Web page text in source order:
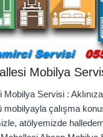
Mobilya
Servisi :
mobilyayla çalışma
atölyemizde